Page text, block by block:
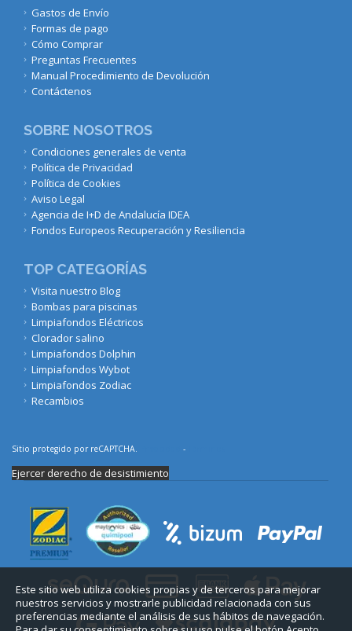
Gastos de Envío
Formas de pago
Cómo Comprar
Preguntas Frecuentes
Manual Procedimiento de Devolución
Contáctenos
SOBRE NOSOTROS
Condiciones generales de venta
Política de Privacidad
Política de Cookies
Aviso Legal
Agencia de I+D de Andalucía IDEA
Fondos Europeos Recuperación y Resiliencia
TOP CATEGORÍAS
Visita nuestro Blog
Bombas para piscinas
Limpiafondos Eléctricos
Clorador salino
Limpiafondos Dolphin
Limpiafondos Wybot
Limpiafondos Zodiac
Recambios
Este sitio web utiliza cookies propias y de terceros para mejorar
nuestros servicios y mostrarle publicidad relacionada con sus
preferencias mediante el análisis de sus hábitos de navegación.
Sitio protegido por reCAPTCHA. -
Ejercer derecho de desistimiento